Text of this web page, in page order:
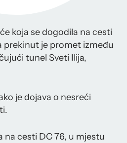
koja se dogodila na cesti
prekinut je promet između
tunel Sveti Ilija,
je dojava o nesreći
cesti DC 76, u mjestu